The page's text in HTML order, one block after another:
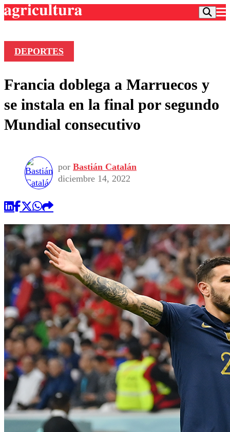
Frecuencias
Agricultura TV
Deportes
Colo Colo
Seleccion Chilena
Torneo Internacional
Entretención
Economía
Internacional
Publicaciones en medios
Opinión
DEPORTES
Francia doblega a Marruecos y
se instala en la final por segundo
Mundial consecutivo
por Bastián Catalán
diciembre 14, 2022